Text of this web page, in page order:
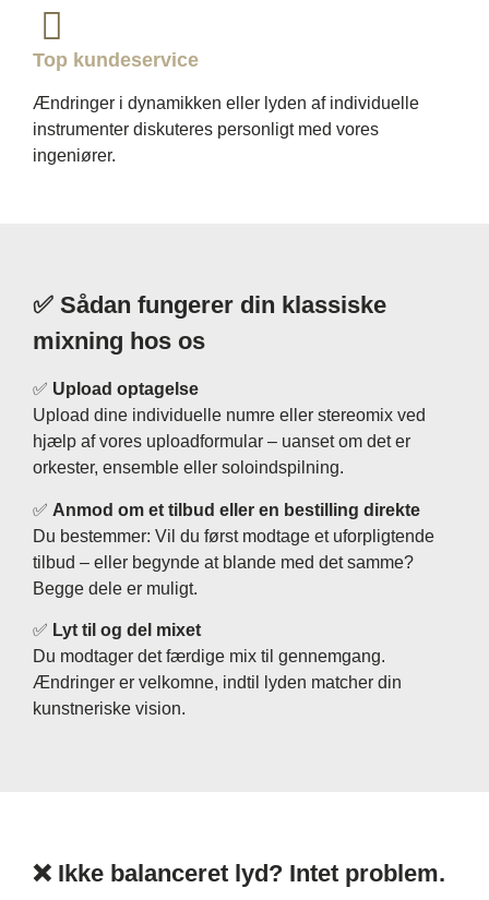
Top kundeservice
Ændringer i dynamikken eller lyden af ​​individuelle
instrumenter diskuteres personligt med vores
ingeniører.
✅ Sådan fungerer din klassiske
mixning hos os
✅ Upload optagelse
Upload dine individuelle numre eller stereomix ved
hjælp af vores uploadformular – uanset om det er
orkester, ensemble eller soloindspilning.
✅ Anmod om et tilbud eller en bestilling direkte
Du bestemmer: Vil du først modtage et uforpligtende
tilbud – eller begynde at blande med det samme?
Begge dele er muligt.
✅ Lyt til og del mixet
Du modtager det færdige mix til gennemgang.
Ændringer er velkomne, indtil lyden matcher din
kunstneriske vision.
❌ Ikke balanceret lyd? Intet problem.